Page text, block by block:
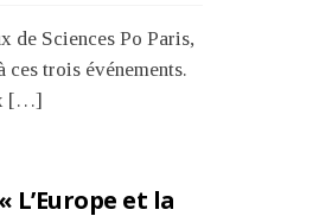
de Sciences Po Paris,
ces trois événements.
[…]
et la